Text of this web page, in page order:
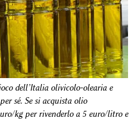
dell’Italia olivicolo-olearia e
sé. Se si acquista olio
kg per rivenderlo a 5 euro/litro e